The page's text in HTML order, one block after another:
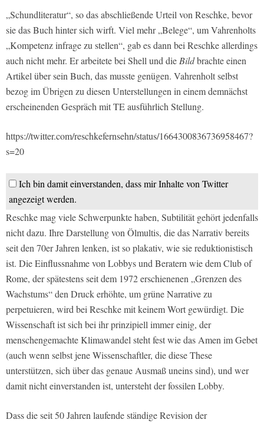
„Schundliteratur“, so das abschließende Urteil von Reschke, bevor
sie das Buch hinter sich wirft. Viel mehr „Belege“, um Vahrenholts
„Kompetenz infrage zu stellen“, gab es dann bei Reschke allerdings
auch nicht mehr. Er arbeitete bei Shell und dieBildbrachte einen
Artikel über sein Buch, das musste genügen. Vahrenholt selbst
bezog im Übrigen zu diesen Unterstellungen in einem demnächst
erscheinenden Gespräch mit TE ausführlich Stellung.
https://twitter.com/reschkefernsehn/status/1664300836736958467?
s=20
Ich bin damit einverstanden, dass mir Inhalte von Twitter
angezeigt werden.
Reschke mag viele Schwerpunkte haben, Subtilität gehört jedenfalls
nicht dazu. Ihre Darstellung von Ölmultis, die das Narrativ bereits
seit den 70er Jahren lenken, ist so plakativ, wie sie reduktionistisch
ist. Die Einflussnahme von Lobbys und Beratern wie dem Club of
Rome, der spätestens seit dem 1972 erschienenen „Grenzen des
Wachstums“ den Druck erhöhte, um grüne Narrative zu
perpetuieren, wird bei Reschke mit keinem Wort gewürdigt. Die
Wissenschaft ist sich bei ihr prinzipiell immer einig, der
menschengemachte Klimawandel steht fest wie das Amen im Gebet
(auch wenn selbst jene Wissenschaftler, die diese These
unterstützen, sich über das genaue Ausmaß uneins sind), und wer
damit nicht einverstanden ist, untersteht der fossilen Lobby.
Dass die seit 50 Jahren laufende ständige Revision der